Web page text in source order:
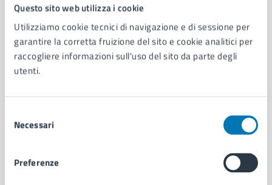
Questo sito web utilizza i cookie
Utilizziamo cookie tecnici di navigazione e di sessione per
garantire la corretta fruizione del sito e cookie analitici per
raccogliere informazioni sull'uso del sito da parte degli
utenti.
delNecessari
Preferenze
Comune di Napoli
AMMINISTRAZIONE
Aree amministrative
Enti e fondazioni
Personale amministrativo
Documenti e dati